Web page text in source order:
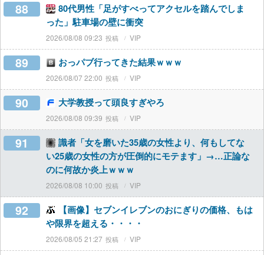
88
80代男性「足がすべってアクセルを踏んでしま
った」駐車場の壁に衝突
2026/08/08 09:23 VIP
89 おっパブ行ってきた結果ｗｗｗ
2026/08/07 22:00 VIP
90 大学教授って頭良すぎやろ
2026/08/08 09:39 VIP
91
識者「女を磨いた35歳の女性より、何もしてな
い25歳の女性の方が圧倒的にモテます」→…正論な
のに何故か炎上ｗｗｗ
2026/08/08 10:00 VIP
92
【画像】セブンイレブンのおにぎりの価格、もは
や限界を超える・・・・
2026/08/05 21:27 VIP